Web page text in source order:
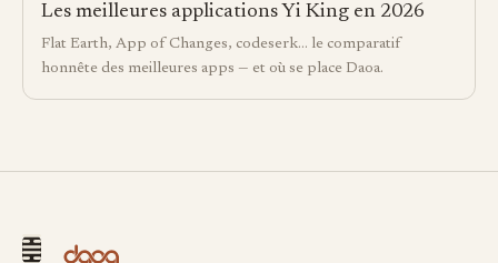
Les meilleures applications Yi King en 2026
Flat Earth, App of Changes, codeserk… le comparatif
honnête des meilleures apps — et où se place Daoa.